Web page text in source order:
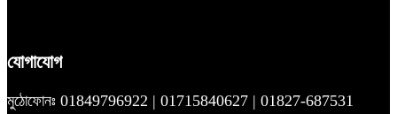
যোগাযোগ
মুঠোফোনঃ 01849796922 | 01715840627 | 01827-687531